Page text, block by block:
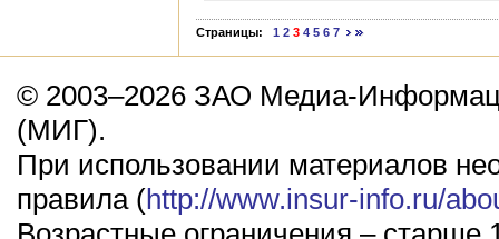
Страницы: 1 2 3 4 5 6 7
© 2003–2026 ЗАО Медиа-
(МИГ).
При использовании материалов
правила (http://www.insur-info.ru/